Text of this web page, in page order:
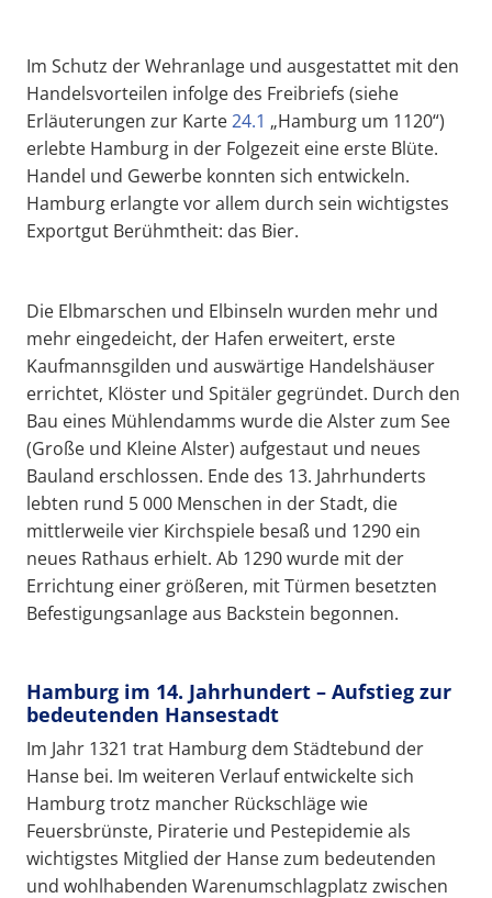
Im Schutz der Wehranlage und ausgestattet mit den
Handelsvorteilen infolge des Freibriefs (siehe
Erläuterungen zur Karte24.1 „Hamburg um 1120“)
erlebte Hamburg in der Folgezeit eine erste Blüte.
Handel und Gewerbe konnten sich entwickeln.
Hamburg erlangte vor allem durch sein wichtigstes
Exportgut Berühmtheit: das Bier.
Die Elbmarschen und Elbinseln wurden mehr und
mehr eingedeicht, der Hafen erweitert, erste
Kaufmannsgilden und auswärtige Handelshäuser
errichtet, Klöster und Spitäler gegründet. Durch den
Bau eines Mühlendamms wurde die Alster zum See
(Große und Kleine Alster) aufgestaut und neues
Bauland erschlossen. Ende des 13. Jahrhunderts
lebten rund 5 000 Menschen in der Stadt, die
mittlerweile vier Kirchspiele besaß und 1290 ein
neues Rathaus erhielt. Ab 1290 wurde mit der
Errichtung einer größeren, mit Türmen besetzten
Befestigungsanlage aus Backstein begonnen.
Hamburg im 14. Jahrhundert – Aufstieg zur
bedeutenden Hansestadt
Im Jahr 1321 trat Hamburg dem Städtebund der
Hanse bei. Im weiteren Verlauf entwickelte sich
Hamburg trotz mancher Rückschläge wie
Feuersbrünste, Piraterie und Pestepidemie als
wichtigstes Mitglied der Hanse zum bedeutenden
und wohlhabenden Warenumschlagplatz zwischen